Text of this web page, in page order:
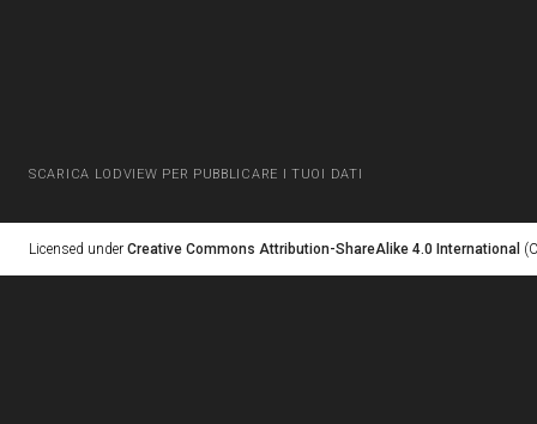
SCARICA LODVIEW PER PUBBLICARE I TUOI DATI
Licensed under Creative Commons Attribution-ShareAlike 4.0 International